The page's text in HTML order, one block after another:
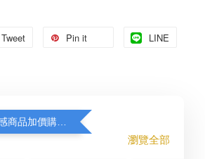
Tweet Pin it LINE
瀏覽全部